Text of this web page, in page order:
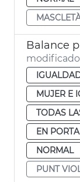
Balance
MUJER E
TODAS
EN
NORMAL
PUNT